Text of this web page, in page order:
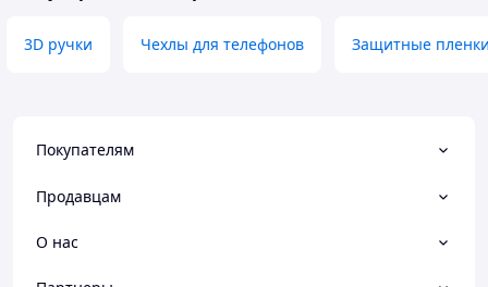
3D ручки Чехлы для телефонов Защитные пленки
Покупателям
Продавцам
О нас